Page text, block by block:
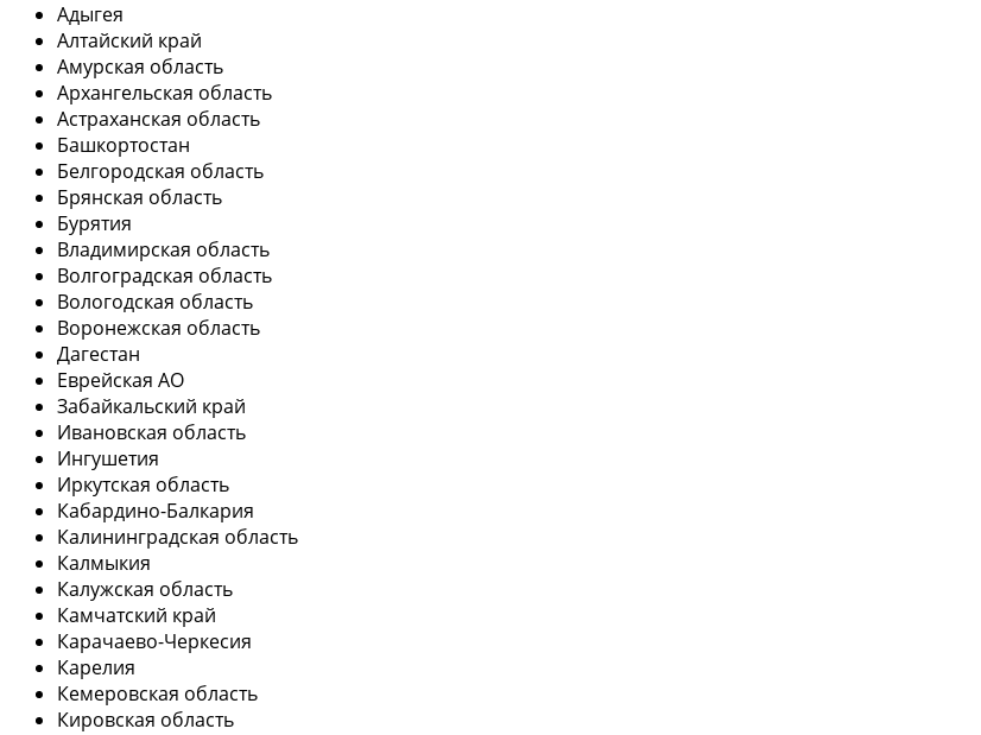
Адыгея
Алтайский край
Амурская область
Архангельская область
Астраханская область
Башкортостан
Белгородская область
Брянская область
Бурятия
Владимирская область
Волгоградская область
Вологодская область
Воронежская область
Дагестан
Еврейская АО
Забайкальский край
Ивановская область
Ингушетия
Иркутская область
Кабардино-Балкария
Калининградская область
Калмыкия
Калужская область
Камчатский край
Карачаево-Черкесия
Карелия
Кемеровская область
Кировская область